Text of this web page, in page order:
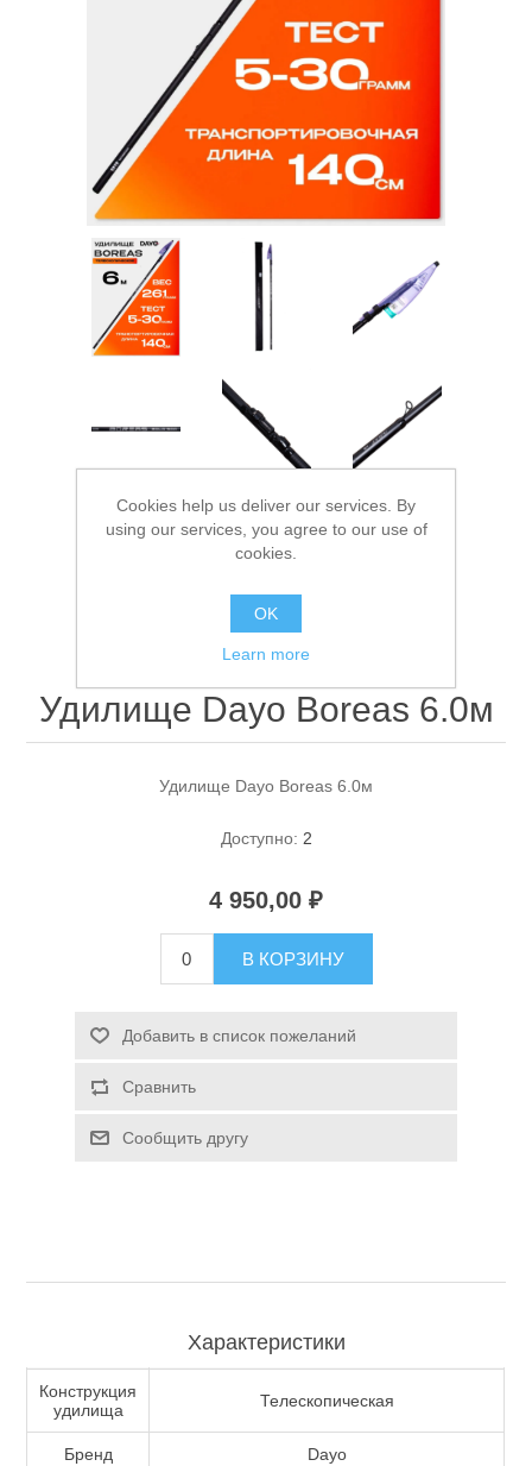
Аксессуары для лодок
Спасательные средства
Туризм и Активный отдых
Удилище Dayo Boreas 6.0м
Удилище Dayo Boreas 6.0м
Доступно: 2
4 950,00 ₽
В КОРЗИНУ
Добавить в список пожеланий
Сравнить
Сообщить другу
Характеристики
Конструкция
удилища
Телескопическая
Бренд Dayo
Cookies help us deliver our services. By
using our services, you agree to our use of
cookies.
OK
Learn more